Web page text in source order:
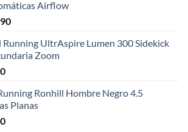
Airflow
Running UltrAspire Lumen 300 Sidekick
Zoom
Ronhill Hombre Negro 4.5
Planas